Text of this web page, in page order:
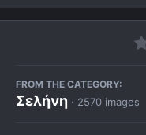
FROM THE CATEGORY:
Σελήνη · 2570 images